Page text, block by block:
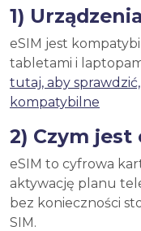
1)
eSIM jest
tabletami i
tutaj, aby
kompatybilne
2) Czym jest
eSIM to cyfrowa
aktywację planu
bez konieczności
SIM.